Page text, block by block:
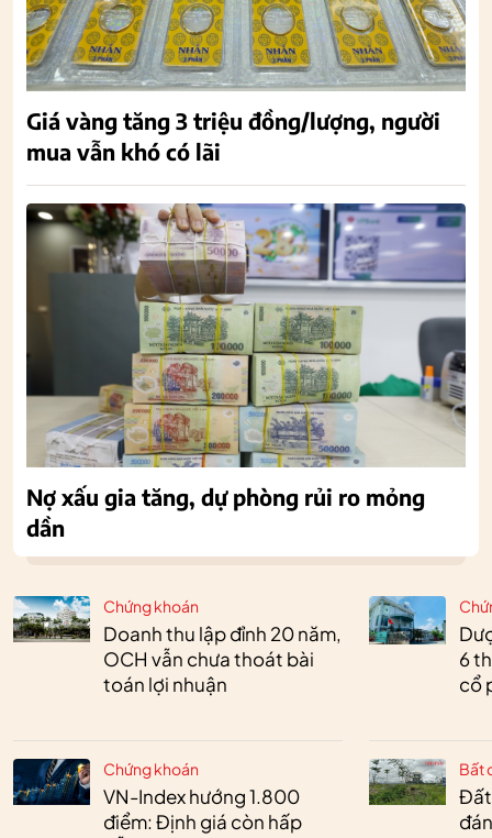
Chứng khoán
Doanh thu lập đỉnh 20 năm,
OCH vẫn chưa thoát bài
toán lợi nhuận
Chứng khoán
VN-Index hướng 1.800
điểm: Định giá còn hấp
6
cổ
Bất
Đất
Giá vàng tăng 3 triệu đồng/lượng, người
mua vẫn khó có lãi
Nợ xấu gia tăng, dự phòng rủi ro mỏng
dần